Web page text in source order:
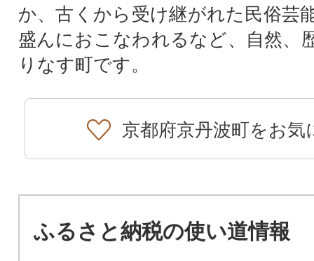
か、古くから受け継がれた民俗芸
盛んにおこなわれるなど、自然、
りなす町です。
京都府京丹波町をお気
ふるさと納税の使い道情報